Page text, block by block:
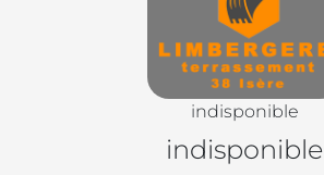
indisponible
indisponible